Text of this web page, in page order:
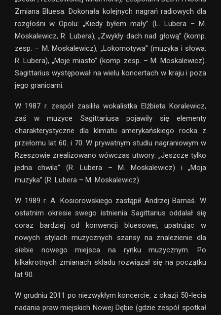
Zmiana Bluesa. Dokonała kolejnych nagrań radiowych dla
rozgłośni w Opolu: „Kiedy byłem mały” (L. Lubera – M.
Moskalewicz, R. Lubera), „Zwykły dach nad głową” (komp.
zesp. – M. Moskalewicz), „Lokomotywa” (muzyka i słowa:
R. Lubera), „Moje miasto” (komp. zesp. – M. Moskalewicz).
Sagittarius występował na wielu koncertach w kraju i poza
jego granicami.
W 1987 r. zespół zasiliła wokalistka Elżbieta Koralewicz,
zaś w muzyce Sagittariusa pojawiły się elementy
charakterystyczne dla klimatu amerykańskiego rocka z
przełomu lat 60. i 70. W prywatnym studiu nagraniowym w
Rzeszowie zrealizowano wówczas utwory: „Jeszcze tylko
jedna chwila” (R. Lubera – M. Moskalewicz) i „Moja
muzyka” (R. Lubera – M. Moskalewicz).
W 1989 r. A. Kosiorowskiego zastąpił Andrzej Barnaś. W
ostatnim okresie swego istnienia Sagittarius oddalał się
coraz bardziej od konwencji bluesowej, upatrując w
nowych stylach muzycznych szansy na znalezienie dla
siebie nowego miejsca na rynku muzycznym. Po
kilkakrotnych zmianach składu rozwiązał się na początku
lat 90.
W grudniu 2011 po niezwykłym koncercie, z okazji 50-lecia
nadania praw miejskich Nowej Dębie (gdzie zespół spotkał